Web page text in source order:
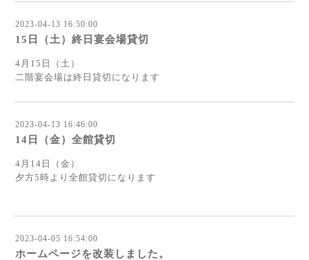
2023-04-13 16:50:00
15日（土）終日宴会場貸切
4月15日（土）
二階宴会場は終日貸切になります
2023-04-13 16:46:00
14日（金）全館貸切
4月14日（金）
夕方5時より全館貸切になります
2023-04-05 16:54:00
ホームページを改装しました。